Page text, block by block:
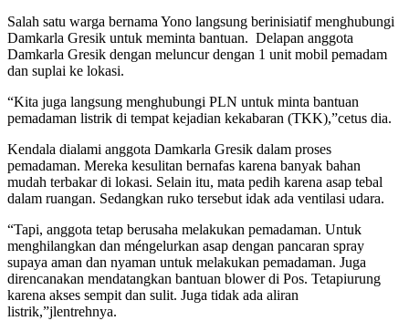
Salah satu warga bernama Yono langsung berinisiatif menghubungi
Damkarla Gresik untuk meminta bantuan. Delapan anggota
Damkarla Gresik dengan meluncur dengan 1 unit mobil pemadam
dan suplai ke lokasi.
“Kita juga langsung menghubungi PLN untuk minta bantuan
pemadaman listrik di tempat kejadian kekabaran (TKK),”cetus dia.
Kendala dialami anggota Damkarla Gresik dalam proses
pemadaman. Mereka kesulitan bernafas karena banyak bahan
mudah terbakar di lokasi. Selain itu, mata pedih karena asap tebal
dalam ruangan. Sedangkan ruko tersebut idak ada ventilasi udara.
“Tapi, anggota tetap berusaha melakukan pemadaman. Untuk
menghilangkan dan méngelurkan asap dengan pancaran spray
supaya aman dan nyaman untuk melakukan pemadaman. Juga
direncanakan mendatangkan bantuan blower di Pos. Tetapiurung
karena akses sempit dan sulit. Juga tidak ada aliran
listrik,”jlentrehnya.